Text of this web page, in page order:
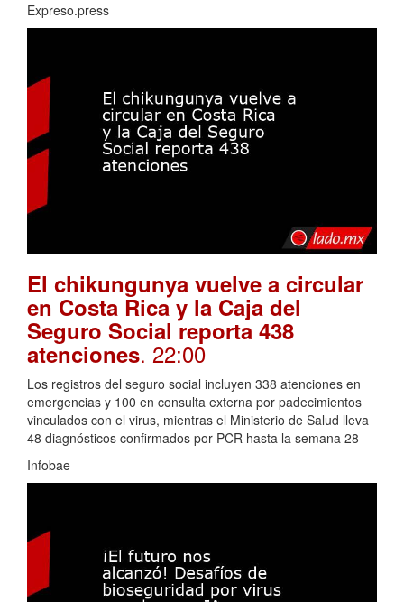
Expreso.press
El chikungunya vuelve a circular
en Costa Rica y la Caja del
Seguro Social reporta 438
atenciones. 22:00
Los registros del seguro social incluyen 338 atenciones en
emergencias y 100 en consulta externa por padecimientos
vinculados con el virus, mientras el Ministerio de Salud lleva
48 diagnósticos confirmados por PCR hasta la semana 28
Infobae